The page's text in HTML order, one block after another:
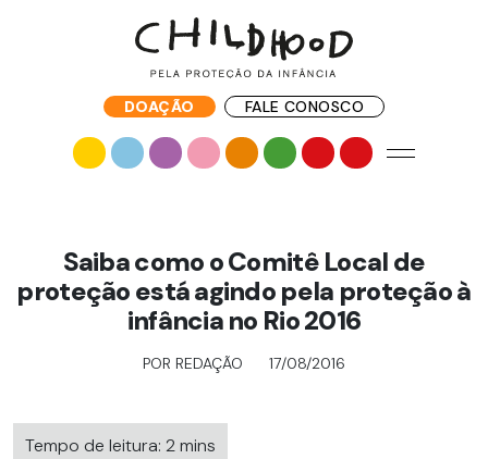
DOAÇÃO FALE CONOSCO
Saiba como o Comitê Local de
proteção está agindo pela proteção à
infância no Rio 2016
POR REDAÇÃO 17/08/2016
Tempo de leitura: 2 mins